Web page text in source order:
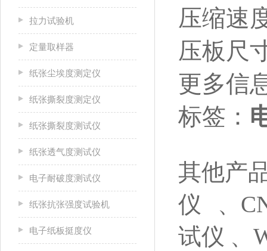
拉力试验机
定量取样器
纸张尘埃度测定仪
纸张撕裂度测定仪
纸张撕裂度测试仪
纸张透气度测试仪
电子耐破度测试仪
纸张抗张强度试验机
电子纸板挺度仪
压缩速
压板尺
更多信
标签：
其他产
仪
、
试仪 、